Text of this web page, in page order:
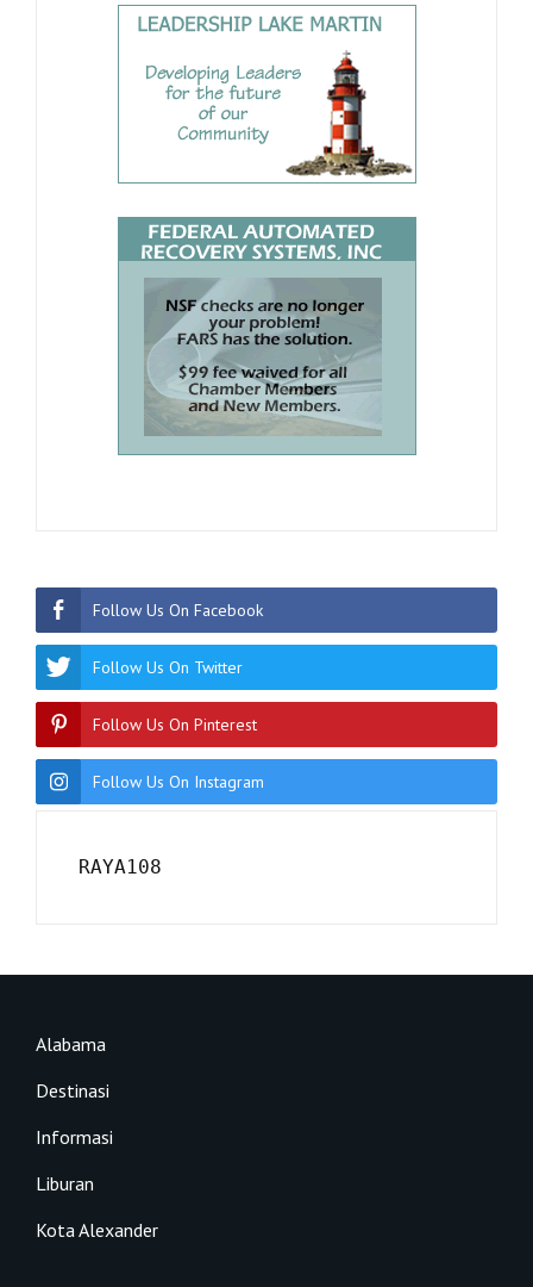
Follow Us On Facebook
Follow Us On Twitter
Follow Us On Pinterest
Follow Us On Instagram
RAYA108
Alabama
Destinasi
Informasi
Liburan
Kota Alexander